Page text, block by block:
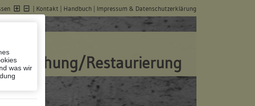
was wir
| Kontakt | Handbuch | Impressum & Datenschutzerklärung
Restaurierung